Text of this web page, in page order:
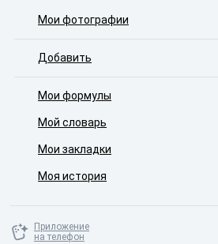
Мои фотографии
Добавить
Мои формулы
Мой словарь
Мои закладки
Моя история
Приложение
на телефон